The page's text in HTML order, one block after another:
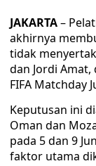
JAKARTA–
akhirnya
tidak
dan Jordi
FIFA Matchday
Keputusan ini
Oman dan
pada 5 dan 9
faktor utama